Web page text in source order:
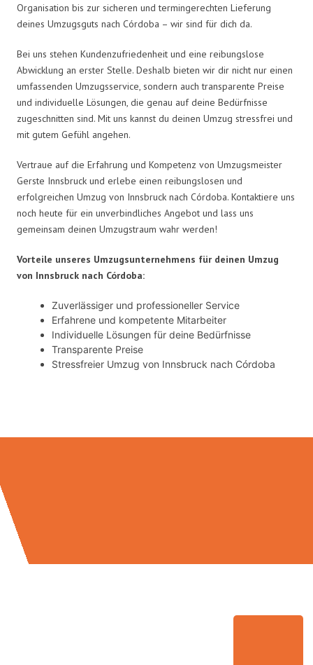
Organisation bis zur sicheren und termingerechten Lieferung
deines Umzugsguts nach Córdoba – wir sind für dich da.
Bei uns stehen Kundenzufriedenheit und eine reibungslose
Abwicklung an erster Stelle. Deshalb bieten wir dir nicht nur einen
umfassenden Umzugsservice, sondern auch transparente Preise
und individuelle Lösungen, die genau auf deine Bedürfnisse
zugeschnitten sind. Mit uns kannst du deinen Umzug stressfrei und
mit gutem Gefühl angehen.
Vertraue auf die Erfahrung und Kompetenz von Umzugsmeister
Gerste Innsbruck und erlebe einen reibungslosen und
erfolgreichen Umzug von Innsbruck nach Córdoba. Kontaktiere uns
noch heute für ein unverbindliches Angebot und lass uns
gemeinsam deinen Umzugstraum wahr werden!
Vorteile unseres Umzugsunternehmens für deinen Umzug
von Innsbruck nach Córdoba:
Zuverlässiger und professioneller Service
Erfahrene und kompetente Mitarbeiter
Individuelle Lösungen für deine Bedürfnisse
Transparente Preise
Stressfreier Umzug von Innsbruck nach Córdoba